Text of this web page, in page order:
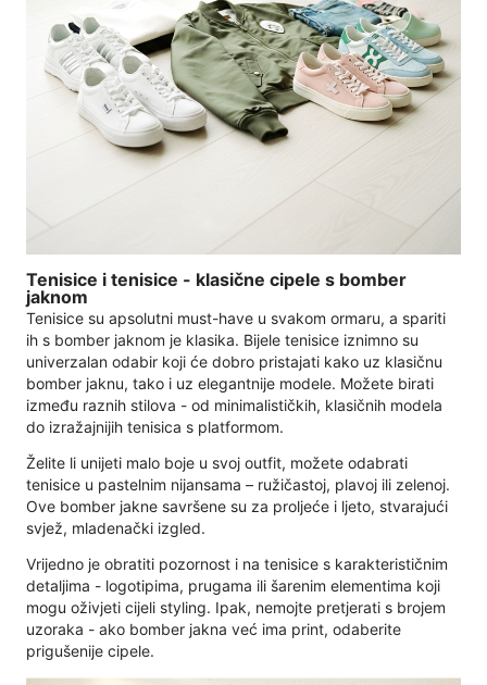
Tenisice i tenisice - klasične cipele s bomber
jaknom
Tenisice su apsolutni must-have u svakom ormaru, a spariti
ih s bomber jaknom je klasika. Bijele tenisice iznimno su
univerzalan odabir koji će dobro pristajati kako uz klasičnu
bomber jaknu, tako i uz elegantnije modele. Možete birati
između raznih stilova - od minimalističkih, klasičnih modela
do izražajnijih tenisica s platformom.
Želite li unijeti malo boje u svoj outfit, možete odabrati
tenisice u pastelnim nijansama – ružičastoj, plavoj ili zelenoj.
Ove bomber jakne savršene su za proljeće i ljeto, stvarajući
svjež, mladenački izgled.
Vrijedno je obratiti pozornost i na tenisice s karakterističnim
detaljima - logotipima, prugama ili šarenim elementima koji
mogu oživjeti cijeli styling. Ipak, nemojte pretjerati s brojem
uzoraka - ako bomber jakna već ima print, odaberite
prigušenije cipele.